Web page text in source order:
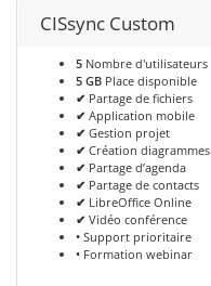
CISsync Custom
5 Nombre d'utilisateurs
5 GB Place disponible
✔ Partage de fichiers
✔ Application mobile
✔ Gestion projet
✔ Création diagrammes
✔ Partage d’agenda
✔ Partage de contacts
✔ LibreOffice Online
✔ Vidéo conférence
• Support prioritaire
• Formation webinar